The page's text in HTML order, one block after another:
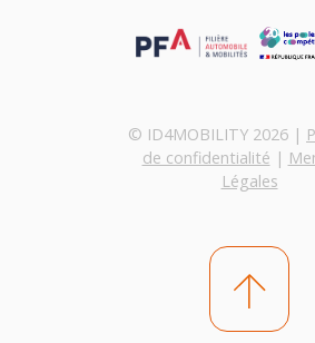
© ID4MOBILITY 2026 |
de confidentialité |
Légales